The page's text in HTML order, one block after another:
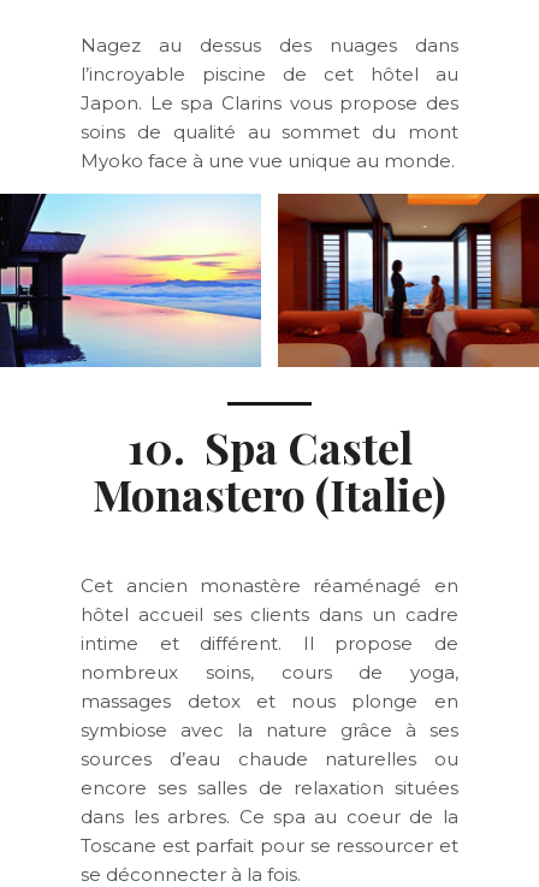
Nagez au dessus des nuages dans
l’incroyable piscine de cet hôtel au
Japon. Le spa Clarins vous propose des
soins de qualité au sommet du mont
Myoko face à une vue unique au monde.
10. Spa Castel
Monastero (Italie)
Cet ancien monastère réaménagé en
hôtel accueil ses clients dans un cadre
intime et différent. Il propose de
nombreux soins, cours de yoga,
massages detox et nous plonge en
symbiose avec la nature grâce à ses
sources d’eau chaude naturelles ou
encore ses salles de relaxation situées
dans les arbres. Ce spa au coeur de la
Toscane est parfait pour se ressourcer et
se déconnecter à la fois.